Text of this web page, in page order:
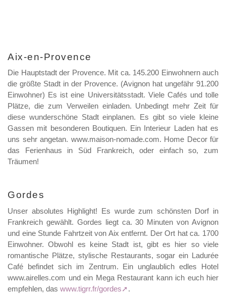
Aix-en-Provence
Die Hauptstadt der Provence. Mit ca. 145.200 Einwohnern auch
die größte Stadt in der Provence. (Avignon hat ungefähr 91.200
Einwohner) Es ist eine Universitätsstadt. Viele Cafés und tolle
Plätze, die zum Verweilen einladen. Unbedingt mehr Zeit für
diese wunderschöne Stadt einplanen. Es gibt so viele kleine
Gassen mit besonderen Boutiquen. Ein Interieur Laden hat es
uns sehr angetan. www.maison-nomade.com. Home Decor für
das Ferienhaus in Süd Frankreich, oder einfach so, zum
Träumen!
Gordes
Unser absolutes Highlight! Es wurde zum schönsten Dorf in
Frankreich gewählt. Gordes liegt ca. 30 Minuten von Avignon
und eine Stunde Fahrtzeit von Aix entfernt. Der Ort hat ca. 1700
Einwohner. Obwohl es keine Stadt ist, gibt es hier so viele
romantische Plätze, stylische Restaurants, sogar ein Ladurée
Café befindet sich im Zentrum. Ein unglaublich edles Hotel
www.airelles.com und ein Mega Restaurant kann ich euch hier
empfehlen, das www.tigrr.fr/gordes .